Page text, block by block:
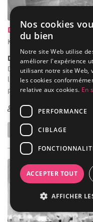
l'importance de faire
plus beau jour. Nous
10-500
Nos cookies
du bien
Notre site Web utilise
améliorer l'expérience
utilisant notre site Web,
les cookies
relative aux cookies. En
PERFORMANCE
CIBLAGE
ACCEPTER TOUT
AFFICHER